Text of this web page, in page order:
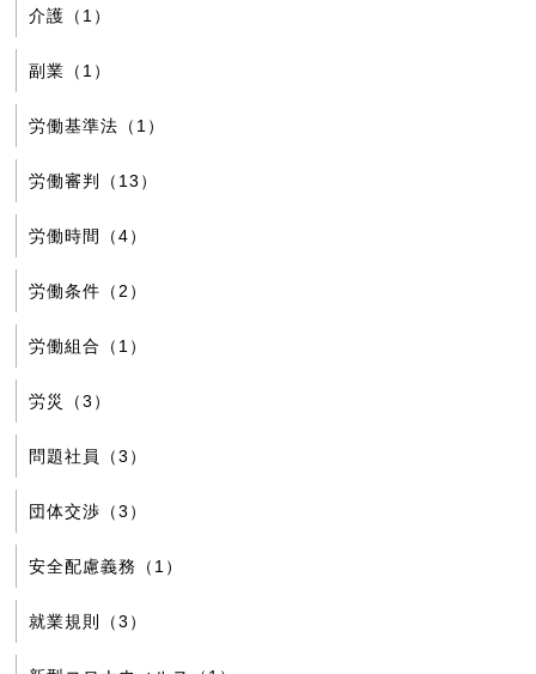
介護（1）
副業（1）
労働基準法（1）
労働審判（13）
労働時間（4）
労働条件（2）
労働組合（1）
労災（3）
問題社員（3）
団体交渉（3）
安全配慮義務（1）
就業規則（3）